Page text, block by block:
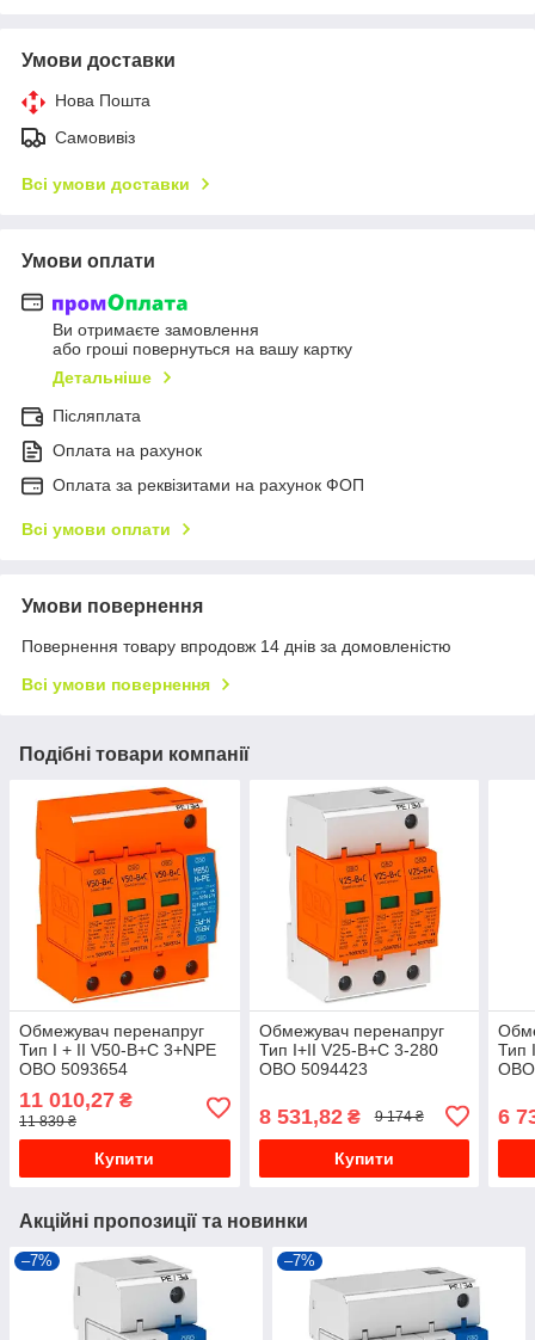
Умови доставки
Нова Пошта
Самовивіз
Всі умови доставки
Умови оплати
Ви отримаєте замовлення
або гроші повернуться на вашу картку
Детальніше
Післяплата
Оплата на рахунок
Оплата за реквізитами на рахунок ФОП
Всі умови оплати
Умови повернення
Повернення товару впродовж 14 днів за домовленістю
Всі умови повернення
Подібні товари компанії
Обмежувач перенапруг
Тип I + II V50-B+C 3+NPE
OBO 5093654
11 010,27 ₴
11 839 ₴
Купити
Обмежувач перенапруг
Тип I+II V25-B+C 3-280
OBO 5094423
8 531,82₴ 9 174 ₴
Купити
Тип
6
Акційні пропозиції та новинки
–7% –7%